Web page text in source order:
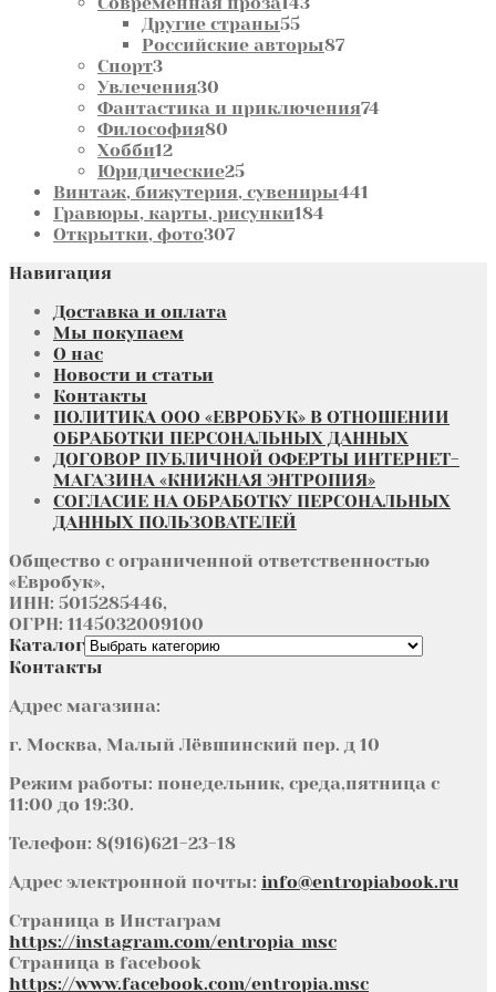
Другие страны5555
товаров
Российские авторы8787
Спорт33
товара
Увлечения30
товаров
Фантастика и приключения74
Философия80
Хобби1212
товаров
Юридические2525
товаров
Винтаж, бижутерия, сувениры441
Гравюры, карты, рисунки184
Открытки, фото307307
Навигация
Доставка и оплата
Мы покупаем
О нас
Новости и статьи
Контакты
ПОЛИТИКА ООО «ЕВРОБУК» В ОТНОШЕНИИ
ОБРАБОТКИ ПЕРСОНАЛЬНЫХ ДАННЫХ
ДОГОВОР ПУБЛИЧНОЙ ОФЕРТЫ ИНТЕРНЕТ-
МАГАЗИНА «КНИЖНАЯ ЭНТРОПИЯ»
СОГЛАСИЕ НА ОБРАБОТКУ ПЕРСОНАЛЬНЫХ
ДАННЫХ ПОЛЬЗОВАТЕЛЕЙ
Общество с ограниченной ответственностью
«Евробук»,
ИНН: 5015285446,
ОГРН: 1145032009100
Каталог
Контакты
Адрес магазина:
г. Москва, Малый Лёвшинский пер. д 10
Режим работы: понедельник, среда,пятница с
11:00 до 19:30.
Телефон: 8(916)621-23-18
Адрес электронной почты: info@entropiabook.ru
Страница в Инстаграм
https://instagram.com/entropia_msc
Страница в facebook
https://www.facebook.com/entropia.msc